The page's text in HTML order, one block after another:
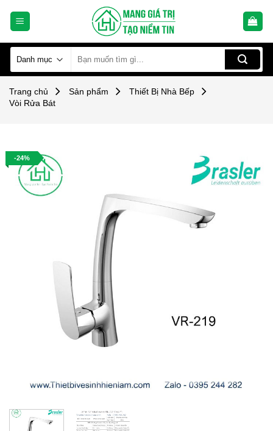
kiếm:
Trang chủ Sản phẩm
Thiết Bị Nhà Bếp
Vòi Rửa Bát
-24%